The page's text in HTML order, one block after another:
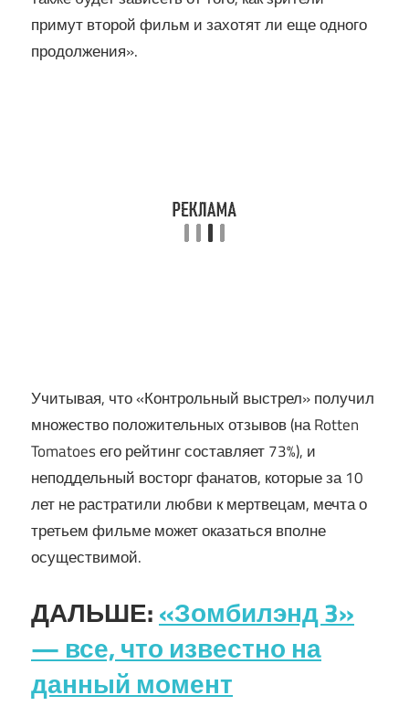
примут второй фильм и захотят ли еще одного
продолжения».
Учитывая, что «Контрольный выстрел» получил
множество положительных отзывов (на Rotten
Tomatoes его рейтинг составляет 73%), и
неподдельный восторг фанатов, которые за 10
лет не растратили любви к мертвецам, мечта о
третьем фильме может оказаться вполне
осуществимой.
ДАЛЬШЕ:«Зомбилэнд 3»
— все, что известно на
данный момент